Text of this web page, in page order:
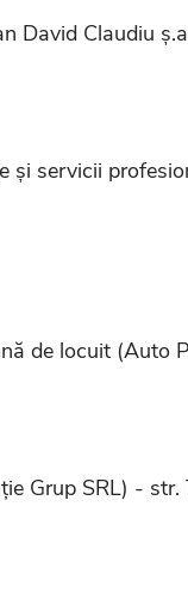
David Claudiu
servicii
de locuit (Auto
Grup SRL) -